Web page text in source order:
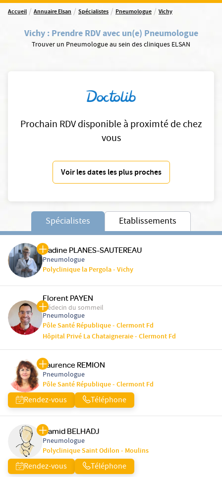
Accueil / Annuaire Elsan / Spécialistes / Pneumologue / Vichy
Vichy: Prendre RDV avec un(e) Pneumologue
Trouver un Pneumologue au sein des cliniques ELSAN
Prochain RDV disponible à proximté de chez
vous
Voir les dates les plus proches
Spécialistes Etablissements
Nadine PLANES-SAUTEREAU
Pneumologue
Polyclinique la Pergola - Vichy
Florent PAYEN
Médecin du sommeil
Pneumologue
Pôle Santé République - Clermont Fd
Hôpital Privé La Chataigneraie - Clermont Fd
Laurence REMION
Pneumologue
Pôle Santé République - Clermont Fd
Rendez-vous Téléphone
Hamid BELHADJ
Pneumologue
Polyclinique Saint Odilon - Moulins
Rendez-vous Téléphone